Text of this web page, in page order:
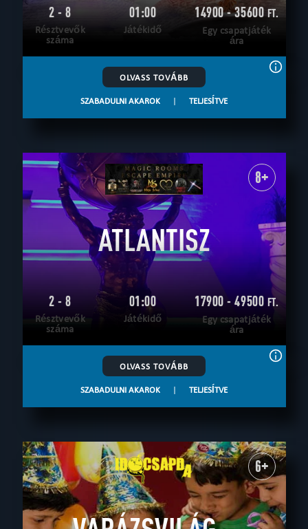
2 - 8
Résztvevők
száma
01:00
Játékidő
14900 - 35600 FT.
Egy csapatjáték
ára
OLVASS TOVÁBB
SZABADULNI AKAROK | TELJESÍTVE
8+
ATLANTISZ
2 - 8
Résztvevők
száma
01:00
Játékidő
17900 - 49500 FT.
Egy csapatjáték
ára
OLVASS TOVÁBB
SZABADULNI AKAROK | TELJESÍTVE
6+